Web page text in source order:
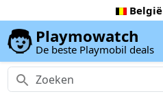
België
Playmowatch
De beste Playmobil deals